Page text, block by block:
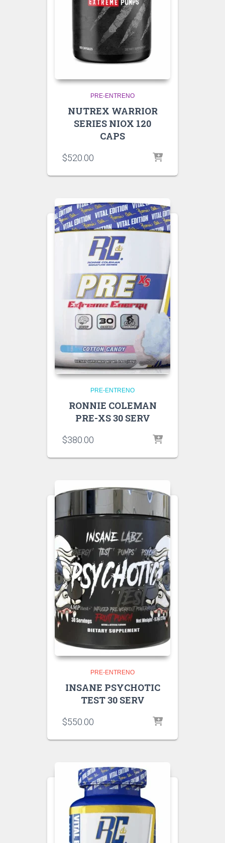
PRE-ENTRENO
NUTREX WARRIOR
SERIES NIOX 120
CAPS
$520.00
PRE-ENTRENO
RONNIE COLEMAN
PRE-XS 30 SERV
$380.00
PRE-ENTRENO
INSANE PSYCHOTIC
TEST 30 SERV
$550.00